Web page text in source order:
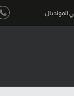
كرة السلة الأمريكية
المونديال